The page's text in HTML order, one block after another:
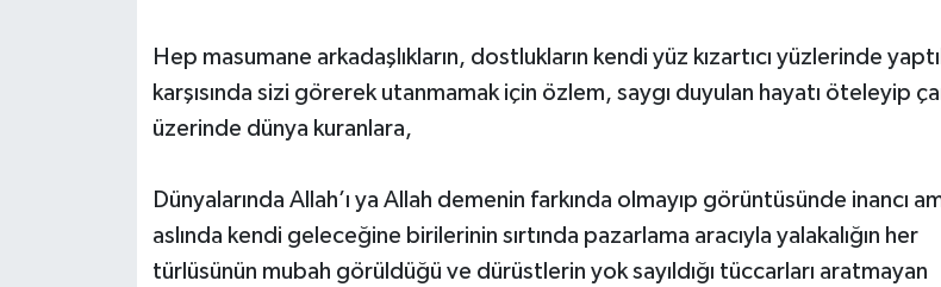
Hep masumane arkadaşlıkların, dostlukların kendi yüz kızartıcı yüzlerinde
karşısında sizi görerek utanmamak için özlem, saygı duyulan hayatı öteleyip
üzerinde dünya kuranlara,
Dünyalarında Allah’ı ya Allah demenin farkında olmayıp görüntüsünde inancı
aslında kendi geleceğine birilerinin sırtında pazarlama aracıyla yalakalığın her
türlüsünün mubah görüldüğü ve dürüstlerin yok sayıldığı tüccarları aratmayan